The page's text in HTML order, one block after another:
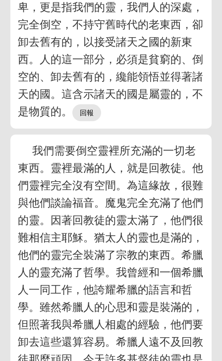
卑，更是指我們的靈，我們人的深處，
完全倒空，不持守舊時代的老東西，卻
卸去舊有的，以接受諸天之國的新東
西。人的這一部分，必須是貧窮的、倒
空的、卸去舊有的，纔能領悟並得著諸
天的國。這含示諸天的國是屬靈的，不
是物質的。
我們需要倒空靈裡所充滿的一切老
東西。靈裡最滿的人，就是回教徒。他
們靈裡完全沒有空間。為這緣故，很難
與他們談論福音。魔鬼完全充滿了他們
的靈。因著回教徒的靈太滿了，他們很
難相信主耶穌。猶太人的靈也是滿的，
他們的靈完全裝滿了宗教的東西。希臘
人的靈充滿了哲學。我曾經和一個希臘
人一同工作，他誇耀希臘的語言和哲
學。雖然希臘人的心思和靈是裝滿的，
但照著我與希臘人相處的經驗，他們要
卸去這些還算容易。希臘人遠不及回教